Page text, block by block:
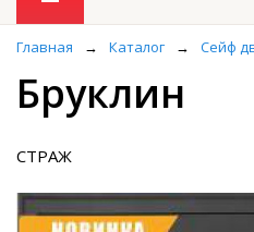
Главная → Каталог → Сейф
Бруклин
СТРАЖ